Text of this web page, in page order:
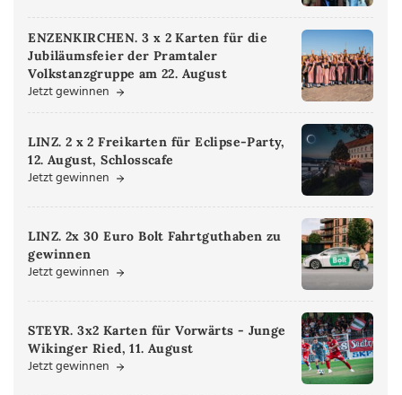
ENZENKIRCHEN. 3 x 2 Karten für die
Jubiläumsfeier der Pramtaler
Volkstanzgruppe am 22. August
Jetzt gewinnen
LINZ. 2 x 2 Freikarten für Eclipse-Party,
12. August, Schlosscafe
Jetzt gewinnen
LINZ. 2x 30 Euro Bolt Fahrtguthaben zu
gewinnen
Jetzt gewinnen
STEYR. 3x2 Karten für Vorwärts - Junge
Wikinger Ried, 11. August
Jetzt gewinnen